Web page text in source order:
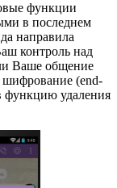
функции
в последнем
направила
контроль над
Ваше общение
(end-
функцию удаления